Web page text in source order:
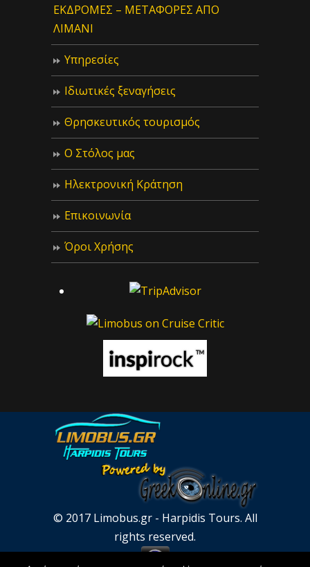
ΕΚΔΡΟΜΕΣ – ΜΕΤΑΦΟΡΕΣ ΑΠΟ
ΛΙΜΑΝΙ
Υπηρεσίες
Ιδιωτικές ξεναγήσεις
Θρησκευτικός τουρισμός
Ο Στόλος μας
Ηλεκτρονική Κράτηση
Επικοινωνία
Όροι Χρήσης
© 2017 Limobus.gr - Harpidis Tours. All
rights reserved.